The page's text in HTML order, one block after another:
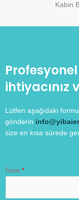
Kabin
ihtiyacınız
Lütfen aşağıdaki
gönderin
size en kısa sürede
İsim *